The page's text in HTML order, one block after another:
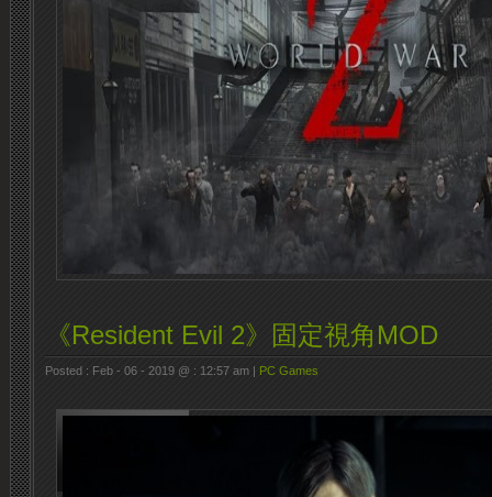
《Resident Evil 2》固定視角MOD
Posted : Feb - 06 - 2019 @ : 12:57 am | PC Games